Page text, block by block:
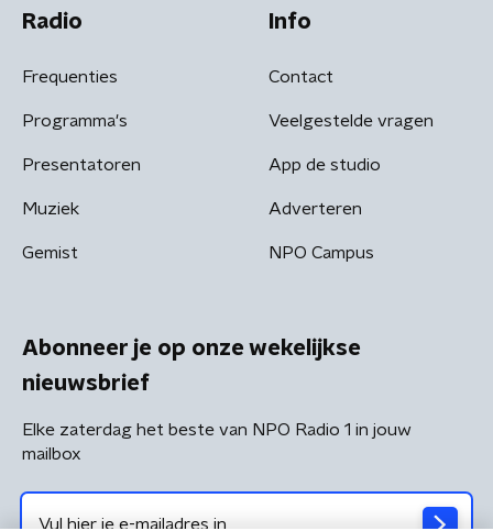
Radio
Frequenties
Programma's
Presentatoren
Muziek
Gemist
Info
Contact
Veelgestelde vragen
App de studio
Adverteren
NPO Campus
Abonneer je op onze wekelijkse
nieuwsbrief
Elke zaterdag het beste van NPO Radio 1 in jouw
mailbox